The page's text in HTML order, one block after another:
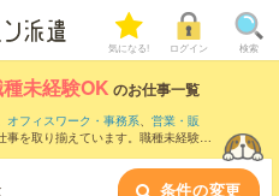
気になる! ログイン 検索
未経験OK のお仕事一覧
オフィスワーク・事務系、 営業・販
事を取り揃えています。職種未経験OK
条件の変更